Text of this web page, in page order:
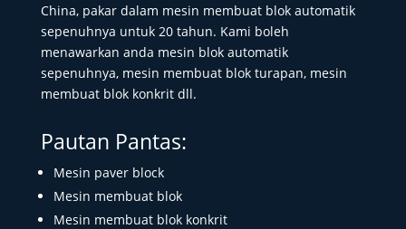
China, pakar dalam mesin membuat blok automatik
sepenuhnya untuk 20 tahun. Kami boleh
menawarkan anda mesin blok automatik
sepenuhnya, mesin membuat blok turapan, mesin
membuat blok konkrit dll.
Pautan Pantas:
Mesin paver block
Mesin membuat blok
Mesin membuat blok konkrit